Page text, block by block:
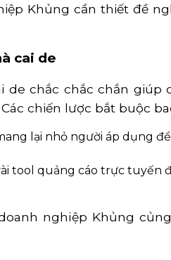
Khủng cần thiết đề
cai de
de chắc chắc chắn
chiến lược bắt buộc
lại nhỏ người áp dụng
tool quảng cáo trực tuyến
nghiệp Khủng